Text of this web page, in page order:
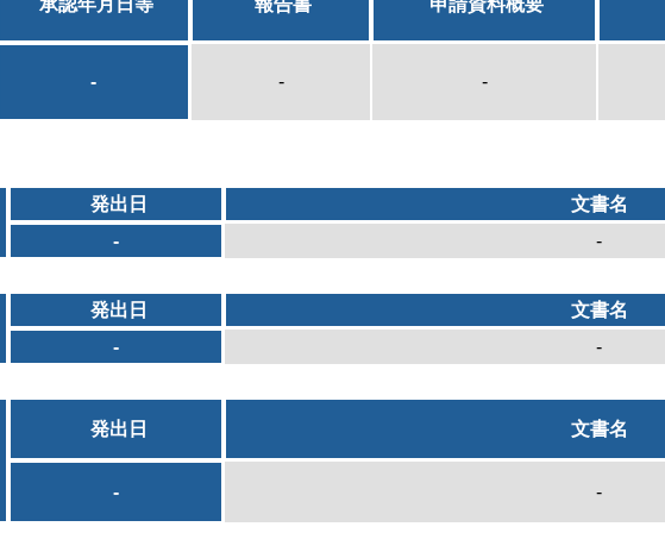
承認年月日等 報告書 申請資料概要
- - -
発出日
文書名
-
-
発出日
文書名
-
-
発出日 文書名
- -